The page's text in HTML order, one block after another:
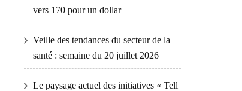
vers 170 pour un dollar
Veille des tendances du secteur de la
santé : semaine du 20 juillet 2026
Le paysage actuel des initiatives « Tell